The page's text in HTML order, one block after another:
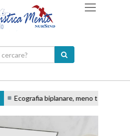
Ecografia biplanare, meno tentativi e